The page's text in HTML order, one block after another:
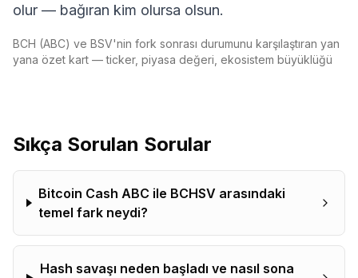
olur — bağıran kim olursa olsun.
BCH (ABC) ve BSV'nin fork sonrası durumunu karşılaştıran yan
yana özet kart — ticker, piyasa değeri, ekosistem büyüklüğü
Sıkça Sorulan Sorular
Bitcoin Cash ABC ile BCHSV arasındaki
temel fark neydi?
Hash savaşı neden başladı ve nasıl sona